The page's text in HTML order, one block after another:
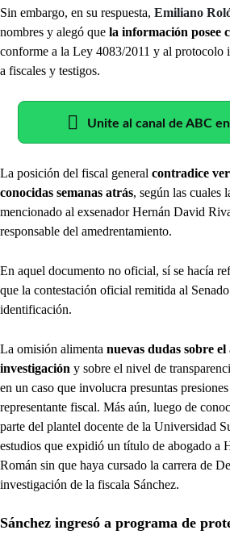
Sin embargo, en su respuesta, Emiliano
nombres y alegó que la información posee
conforme a la Ley 4083/2011 y al protocolo
a fiscales y testigos.
Unite al canal de ABC
La posición del fiscal general contradice
conocidas semanas atrás, según las cuales
mencionado al exsenador Hernán David
responsable del amedrentamiento.
En aquel documento no oficial, sí se hacía
que la contestación oficial remitida al
identificación.
La omisión alimenta nuevas dudas sobre el
investigación y sobre el nivel de
en un caso que involucra presuntas
representante fiscal. Más aún, luego de
parte del plantel docente de la Universidad
estudios que expidió un título de abogado a
Román sin que haya cursado la carrera de
investigación de la fiscala Sánchez.
Sánchez ingresó a programa de